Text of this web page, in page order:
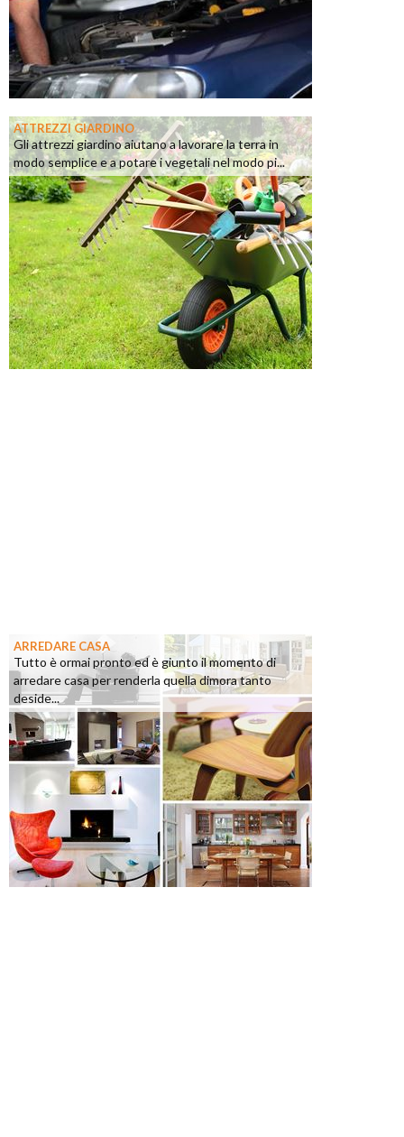
ATTREZZI GIARDINO
Gli attrezzi giardino aiutano a lavorare la terra in
modo semplice e a potare i vegetali nel modo pi...
ARREDARE CASA
Tutto è ormai pronto ed è giunto il momento di
arredare casa per renderla quella dimora tanto
deside...